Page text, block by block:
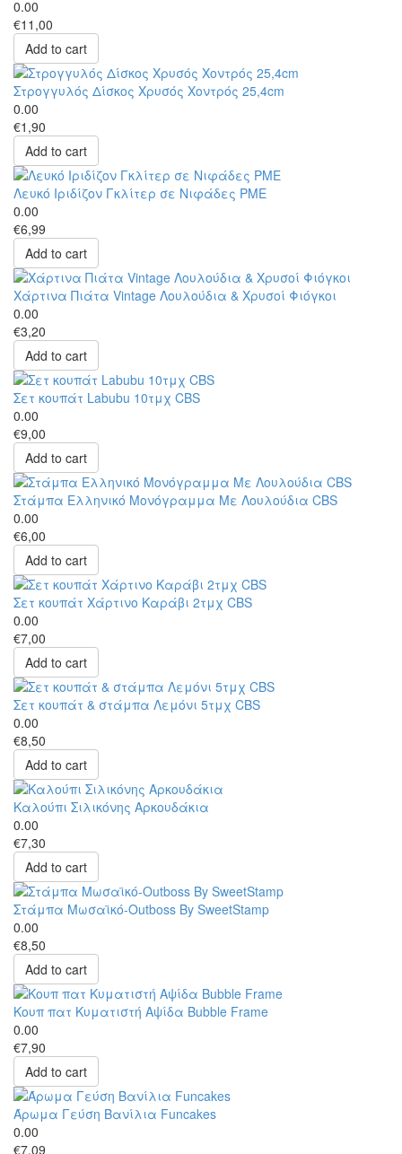
0.00
€11,00
Add to cart
Στρογγυλός Δίσκος Χρυσός Χοντρός 25,4cm
0.00
€1,90
Add to cart
Λευκό Ιριδίζον Γκλίτερ σε Νιφάδες PME
0.00
€6,99
Add to cart
Χάρτινα Πιάτα Vintage Λουλούδια & Χρυσοί Φιόγκοι
0.00
€3,20
Add to cart
Σετ κουπάτ Labubu 10τμχ CBS
0.00
€9,00
Add to cart
Στάμπα Ελληνικό Μονόγραμμα Με Λουλούδια CBS
0.00
€6,00
Add to cart
Σετ κουπάτ Χάρτινο Καράβι 2τμχ CBS
0.00
€7,00
Add to cart
Σετ κουπάτ & στάμπα Λεμόνι 5τμχ CBS
0.00
€8,50
Add to cart
Καλούπι Σιλικόνης Αρκουδάκια
0.00
€7,30
Add to cart
Στάμπα Μωσαϊκό-Outboss By SweetStamp
0.00
€8,50
Add to cart
Κουπ πατ Κυματιστή Αψίδα Bubble Frame
0.00
€7,90
Add to cart
Άρωμα Γεύση Βανίλια Funcakes
0.00
€7,09